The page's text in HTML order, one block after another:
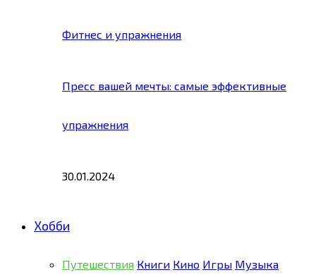
Фитнес и упражнения
Пресс вашей мечты: самые эффективные
упражнения
30.01.2024
Хобби
Путешествия Книги Кино Игры Музыка